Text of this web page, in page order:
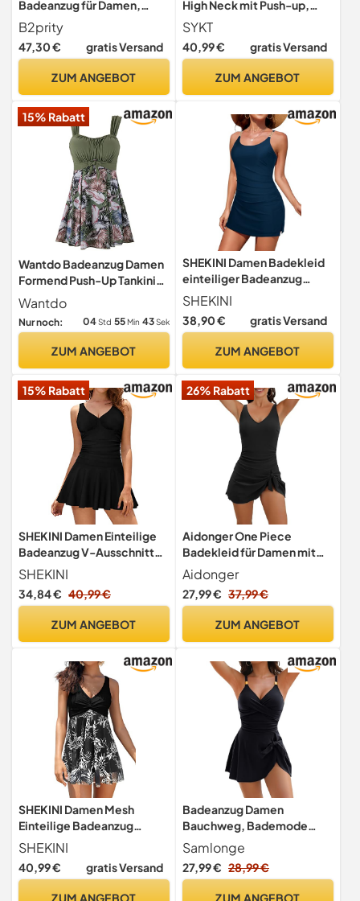
Badeanzug für Damen,
Bauchkontrolle, Badekleid,
niedlicher bescheidener
Rock, Badeanzug,
XX-Large
B2prity
47,30 € gratis Versand
ZUM ANGEBOT
High Neck mit Push-up,
Rüschen-Bauchweg &
Bademode
SYKT
40,99 € gratis Versand
ZUM ANGEBOT
15% Rabatt
Wantdo Badeanzug Damen
Formend Push-Up Tankini
Grün mit Federn 48-50
Wantdo
Nur noch: 04Std 55Min 42Sek
ZUM ANGEBOT
SHEKINI Damen Badekleid
einteiliger Badeanzug
dezente Bauchkontrolle
Badeanzug Rock mit
Taschen Bademode（M，
SHEKINI
38,90 € gratis Versand
ZUM ANGEBOT
15% Rabatt
SHEKINI Damen Einteilige
Badeanzug V-Ausschnitt
Elegant Badeanzugkleid
Badekleid Schwimmrock
Retro Ruched Bauchweg
Tankini（M，A-schwarz）
SHEKINI
34,84 € 40,99 €
ZUM ANGEBOT
26% Rabatt
Aidonger One Piece
Badekleid für Damen mit
Bauchkontroll-Effekt und
Rock
Aidonger
27,99 € 37,99 €
ZUM ANGEBOT
SHEKINI Damen Mesh
Einteilige Badeanzug
Badekleid Ruched
Bauchweg V-Ausschnitt
mit Brustpolstern
SHEKINI
40,99 € gratis Versand
ZUM ANGEBOT
Badeanzug Damen
Bauchweg, Bademode
Einteiliger V Ausschnitt
Sexy, Badekleid Push Up,
Badeanzüge Große Größen,
Samlonge
27,99 € 28,99 €
ZUM ANGEBOT